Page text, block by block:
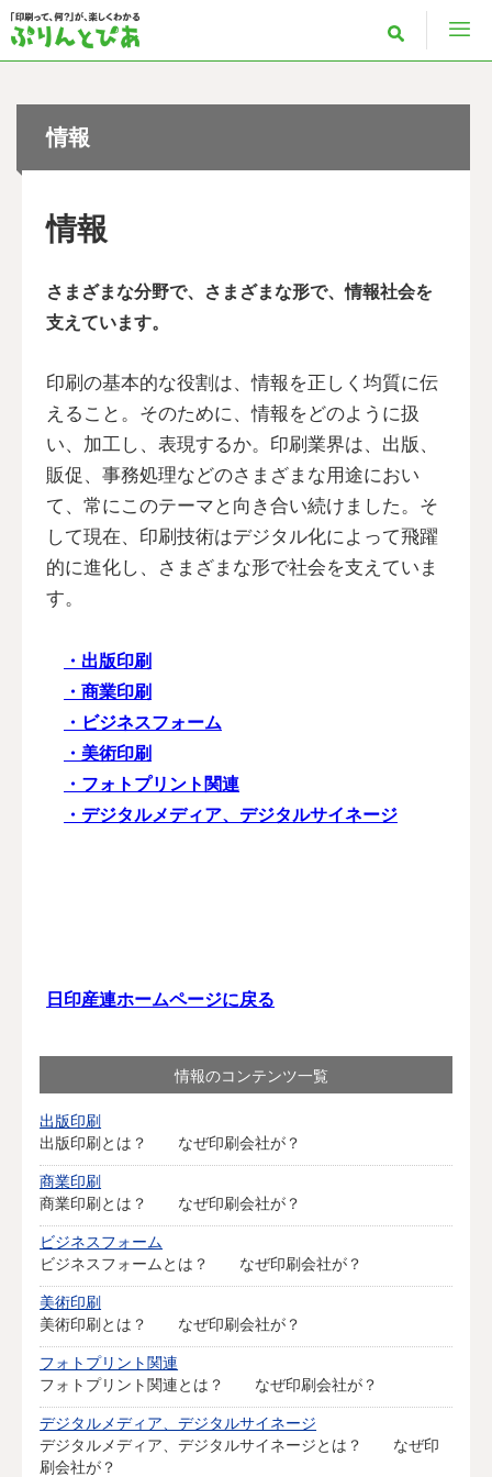
情報
情報
さまざまな分野で、さまざまな形で、情報社会を
支えています。
印刷の基本的な役割は、情報を正しく均質に伝
えること。そのために、情報をどのように扱
い、加工し、表現するか。印刷業界は、出版、
販促、事務処理などのさまざまな用途におい
て、常にこのテーマと向き合い続けました。そ
して現在、印刷技術はデジタル化によって飛躍
的に進化し、さまざまな形で社会を支えていま
す。
・出版印刷
・商業印刷
・ビジネスフォーム
・美術印刷
・フォトプリント関連
・デジタルメディア、デジタルサイネージ
日印産連ホームページに戻る
情報のコンテンツ一覧
出版印刷
出版印刷とは？ なぜ印刷会社が？
商業印刷
商業印刷とは？ なぜ印刷会社が？
ビジネスフォーム
ビジネスフォームとは？ なぜ印刷会社が？
美術印刷
美術印刷とは？ なぜ印刷会社が？
フォトプリント関連
フォトプリント関連とは？ なぜ印刷会社が？
デジタルメディア、デジタルサイネージ
デジタルメディア、デジタルサイネージとは？ なぜ印
刷会社が？